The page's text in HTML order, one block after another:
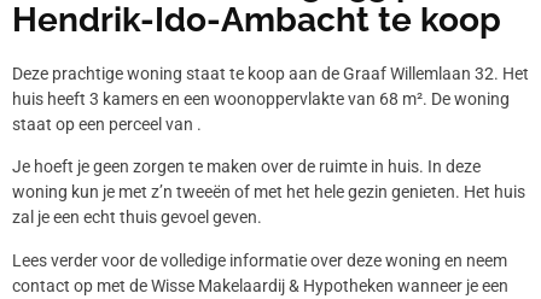
Hendrik-Ido-Ambacht te koop
Deze prachtige woning staat te koop aan de Graaf Willemlaan 32. Het
huis heeft 3 kamers en een woonoppervlakte van 68 m². De woning
staat op een perceel van .
Je hoeft je geen zorgen te maken over de ruimte in huis. In deze
woning kun je met z’n tweeën of met het hele gezin genieten. Het huis
zal je een echt thuis gevoel geven.
Lees verder voor de volledige informatie over deze woning en neem
contact op met de Wisse Makelaardij & Hypotheken wanneer je een